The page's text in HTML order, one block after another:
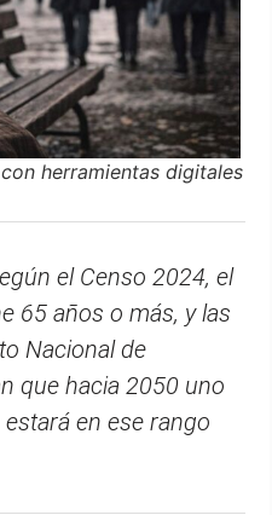
herramientas digitales
el Censo 2024, el
65 años o más, y las
Nacional de
que hacia 2050 uno
en ese rango